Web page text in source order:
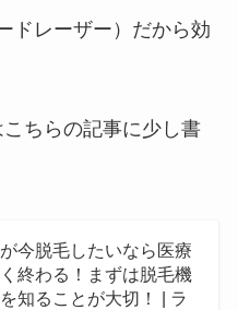
ドレーザー）だから効
ちらの記事に少し書
今脱毛したいなら医療
終わる！まずは脱毛機
知ることが大切！ | ラ